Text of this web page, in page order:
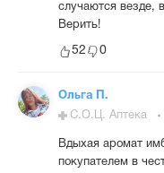
случаются везде,
Верить!
52 0
Ольга П.
С.О.Ц. Аптека
Вдыхая аромат
покупателем в